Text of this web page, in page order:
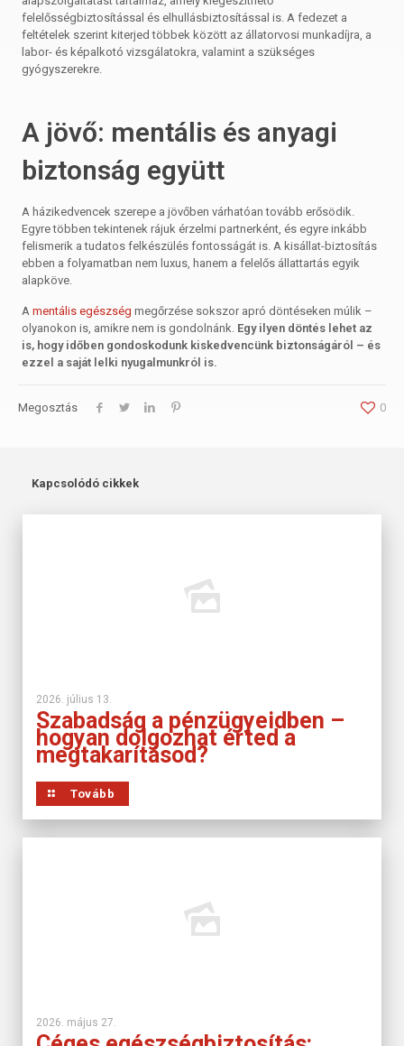
felelősségbiztosítással és elhullásbiztosítással is. A fedezet a
feltételek szerint kiterjed többek között az állatorvosi munkadíjra, a
labor- és képalkotó vizsgálatokra, valamint a szükséges
gyógyszerekre.
A jövő: mentális és anyagi
biztonság együtt
A házikedvencek szerepe a jövőben várhatóan tovább erősödik.
Egyre többen tekintenek rájuk érzelmi partnerként, és egyre inkább
felismerik a tudatos felkészülés fontosságát is. A kisállat-biztosítás
ebben a folyamatban nem luxus, hanem a felelős állattartás egyik
alapköve.
Amentális egészség megőrzése sokszor apró döntéseken múlik –
olyanokon is, amikre nem is gondolnánk. Egy ilyen döntés lehet az
is, hogy időben gondoskodunk kiskedvencünk biztonságáról – és
ezzel a saját lelki nyugalmunkról is.
Megosztás 0
Kapcsolódó cikkek
2026. július 13.
Szabadság a pénzügyeidben –
hogyan dolgozhat érted a
megtakarításod?
Tovább
2026. május 27.